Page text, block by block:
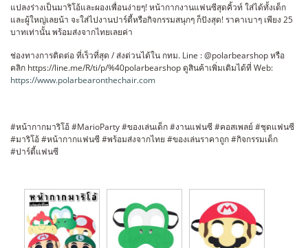
แปลงร่างเป็นมาริโอ้และผองเพื่อนง่ายๆ! หน้ากากงานแฟนซีสุดคิ้วท์ ใส่ได้ทั้งเด็ก
และผู้ใหญ่เลยน้า จะใส่ไปงานปาร์ตี้หรือกิจกรรมสนุกๆ ก็ปังสุด! ราคาเบาๆ เพียง 25
บาทเท่านั้น พร้อมส่งจากไทยเลยค่า
ช่องทางการติดต่อ ที่เร็วที่สุด / ส่งด่วนได้ใน กทม. Line : @polarbearshop หรือ
คลิก https://line.me/R/ti/p/%40polarbearshop ดูสินค้าเพิ่มเติมได้ที่ Web:
https://www.polarbearonthechair.com
#หน้ากากมาริโอ้ #MarioParty #ของเล่นเด็ก #งานแฟนซี #คอสเพลย์ #ชุดแฟนซี
#มาริโอ้ #หน้ากากแฟนซี #พร้อมส่งจากไทย #ของเล่นราคาถูก #กิจกรรมเด็ก
#ปาร์ตี้แฟนซี